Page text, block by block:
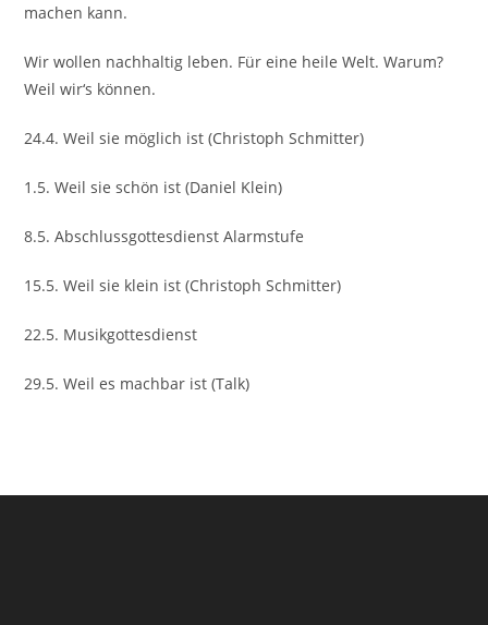
machen kann.
Wir wollen nachhaltig leben. Für eine heile Welt. Warum?
Weil wir‘s können.
24.4. Weil sie möglich ist (Christoph Schmitter)
1.5. Weil sie schön ist (Daniel Klein)
8.5. Abschlussgottesdienst Alarmstufe
15.5. Weil sie klein ist (Christoph Schmitter)
22.5. Musikgottesdienst
29.5. Weil es machbar ist (Talk)